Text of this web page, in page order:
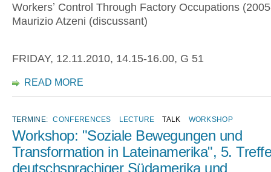
Workersʼ Control Through Factory Occupations
Maurizio Atzeni (discussant)
FRIDAY, 12.11.2010, 14.15-16.00, G 51
READ MORE
TERMINE: CONFERENCES LECTURE TALK WORKSHOP
Workshop: "Soziale Bewegungen und
Transformation in Lateinamerika", 5.
deutschsprachiger Südamerika und